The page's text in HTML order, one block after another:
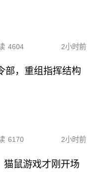
4604 2小时前
部，重组指挥结构
6170 2小时前
猫鼠游戏才刚开场